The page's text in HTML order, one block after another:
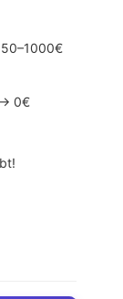
→ 0€